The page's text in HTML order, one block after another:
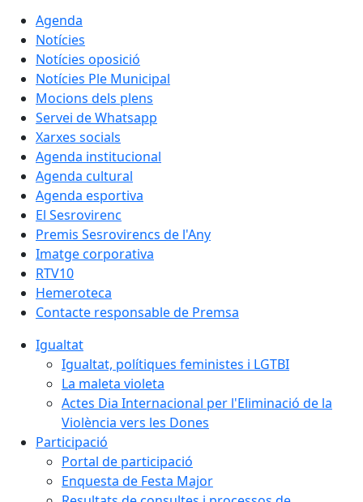
Agenda
Notícies
Notícies oposició
Notícies Ple Municipal
Mocions dels plens
Servei de Whatsapp
Xarxes socials
Agenda institucional
Agenda cultural
Agenda esportiva
El Sesrovirenc
Premis Sesrovirencs de l'Any
Imatge corporativa
RTV10
Hemeroteca
Contacte responsable de Premsa
Igualtat
Igualtat, polítiques feministes i LGTBI
La maleta violeta
Actes Dia Internacional per l'Eliminació de la
Violència vers les Dones
Participació
Portal de participació
Enquesta de Festa Major